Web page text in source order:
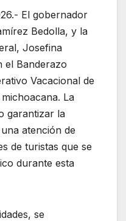
El gobernador
Bedolla, y la
Josefina
el Banderazo
Vacacional de
La
garantizar la
atención de
de turistas que se
durante esta
se